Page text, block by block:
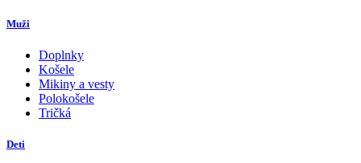
Muži
Doplnky
Košele
Mikiny a vesty
Polokošele
Tričká
Deti